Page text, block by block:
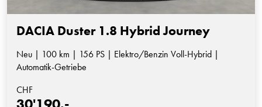
DACIA Duster 1.8 Hybrid Journey
Neu | 100 km | 156 PS | Elektro/Benzin Voll-Hybrid |
Automatik-Getriebe
CHF